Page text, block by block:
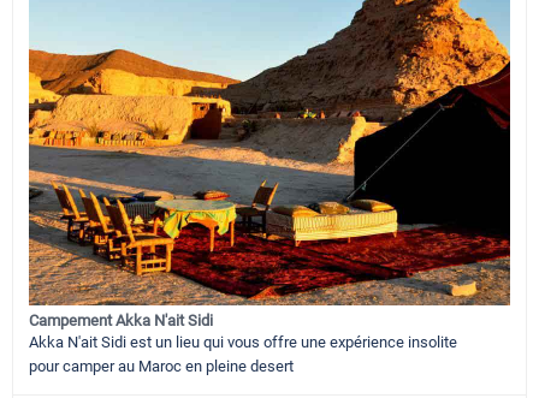
Campement Akka N'ait Sidi
Akka N'ait Sidi est un lieu qui vous offre une expérience insolite
pour camper au Maroc en pleine desert